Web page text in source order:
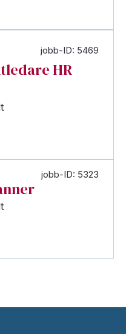
jobb-ID: 5469
HR
jobb-ID: 5323